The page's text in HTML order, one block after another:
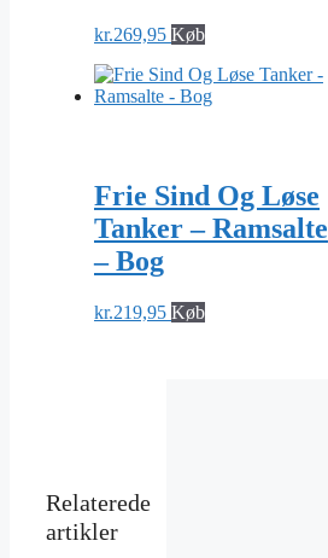
kr.269,95 Køb
Frie Sind Og Løse
Tanker – Ramsalte
– Bog
kr.219,95 Køb